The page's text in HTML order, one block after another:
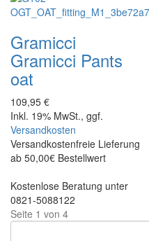
Gramicci
Gramicci Pants
oat
109,95 €
Inkl. 19% MwSt., ggf.
Versandkosten
Versandkostenfreie Lieferung
ab 50,00€ Bestellwert
Kostenlose Beratung unter
0821-5088122
Seite 1 von 4